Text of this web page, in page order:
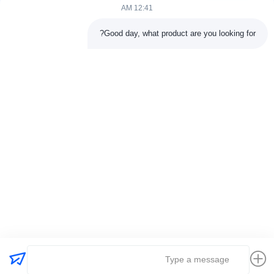
الصفحة الرئيسية
منتجات
12:41 AM
Good day, what product are you looking for?